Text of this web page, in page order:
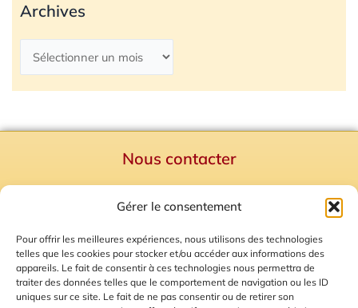
Gérer le consentement
Pour offrir les meilleures expériences, nous utilisons des technologies
telles que les cookies pour stocker et/ou accéder aux informations des
appareils. Le fait de consentir à ces technologies nous permettra de
traiter des données telles que le comportement de navigation ou les ID
uniques sur ce site. Le fait de ne pas consentir ou de retirer son
Archives
Nous contacter
Mentions Légales
Plan du site
Gestion des Cookies